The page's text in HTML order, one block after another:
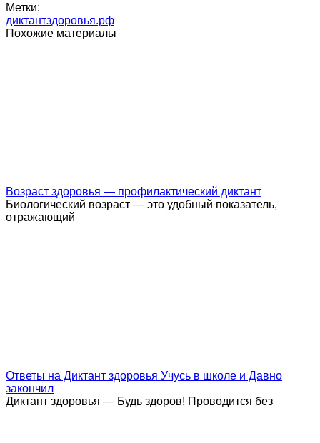
Метки:
диктантздоровья.рф
Похожие материалы
Возраст здоровья — профилактический диктант
Биологический возраст — это удобный показатель,
отражающий
Ответы на Диктант здоровья Учусь в школе и Давно
закончил
Диктант здоровья — Будь здоров! Проводится без